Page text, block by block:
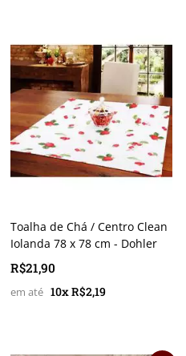
Toalha de Chá / Centro Clean
Iolanda 78 x 78 cm - Dohler
R$21,90
10x R$2,19